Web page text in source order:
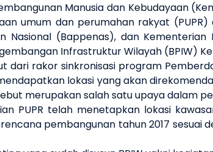
Manusia dan Kebudayaan
umum dan perumahan rakyat
Nasional (Bappenas), dan
Infrastruktur Wilayah (BPIW)
dari rakor sinkronisasi program
lokasi yang akan
merupakan salah satu upaya dalam
PUPR telah menetapkan lokasi
rencana pembangunan tahun 2017 sesuai